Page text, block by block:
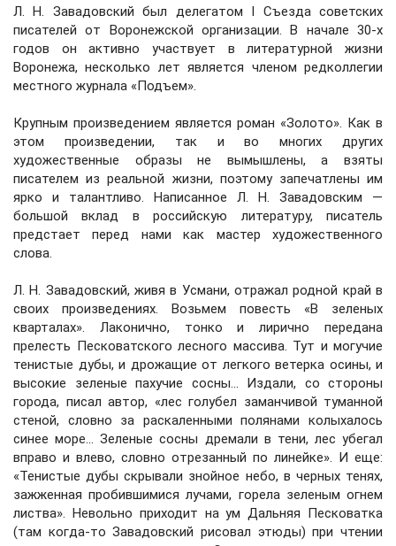
Л. Н. Завадовский был делегатом I Съезда советских
писателей от Воронежской организации. В начале 30-х
годов он активно участвует в литературной жизни
Воронежа, несколько лет является членом редколлегии
местного журнала «Подъем».
Крупным произведением является роман «Золото». Как в
этом произведении, так и во многих других
художественные образы не вымышлены, а взяты
писателем из реальной жизни, поэтому запечатлены им
ярко и талантливо. Написанное Л. Н. Завадовским —
большой вклад в российскую литературу, писатель
предстает перед нами как мастер художественного
слова.
Л. Н. Завадовский, живя в Усмани, отражал родной край в
своих произведениях. Возьмем повесть «В зеленых
кварталах». Лаконично, тонко и лирично передана
прелесть Песковатского лесного массива. Тут и могучие
тенистые дубы, и дрожащие от легкого ветерка осины, и
высокие зеленые пахучие сосны... Издали, со стороны
города, писал автор, «лес голубел заманчивой туманной
стеной, словно за раскаленными полянами колыхалось
синее море... Зеленые сосны дремали в тени, лес убегал
вправо и влево, словно отрезанный по линейке». И еще:
«Тенистые дубы скрывали знойное небо, в черных тенях,
зажженная пробившимися лучами, горела зеленым огнем
листва». Невольно приходит на ум Дальняя Песковатка
(там когда-то Завадовский рисовал этюды) при чтении